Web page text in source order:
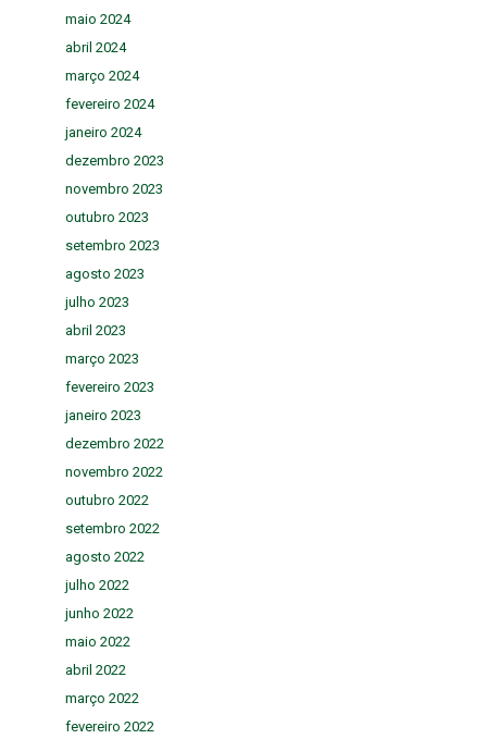
maio 2024
abril 2024
março 2024
fevereiro 2024
janeiro 2024
dezembro 2023
novembro 2023
outubro 2023
setembro 2023
agosto 2023
julho 2023
abril 2023
março 2023
fevereiro 2023
janeiro 2023
dezembro 2022
novembro 2022
outubro 2022
setembro 2022
agosto 2022
julho 2022
junho 2022
maio 2022
abril 2022
março 2022
fevereiro 2022